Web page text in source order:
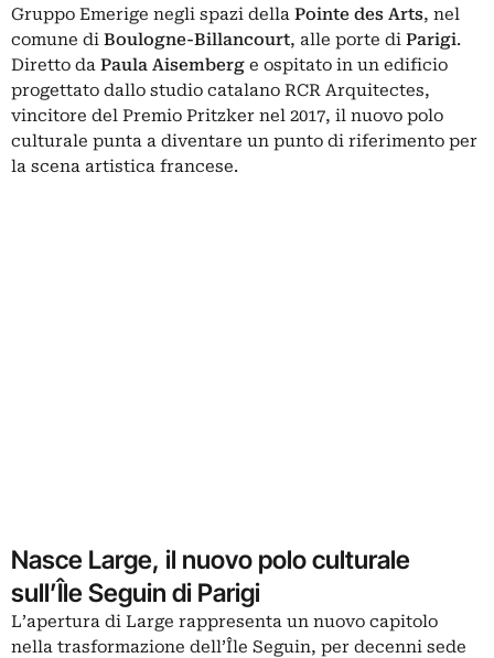
Gruppo Emerige negli spazi della Pointe des Arts, nel
comune di Boulogne-Billancourt, alle porte di Parigi.
Diretto da Paula Aisemberg e ospitato in un edificio
progettato dallo studio catalano RCR Arquitectes,
vincitore del Premio Pritzker nel 2017, il nuovo polo
culturale punta a diventare un punto di riferimento per
la scena artistica francese.
Nasce Large, il nuovo polo culturale
sull’Île Seguin di Parigi
L’apertura di Large rappresenta un nuovo capitolo
nella trasformazione dell’Île Seguin, per decenni sede